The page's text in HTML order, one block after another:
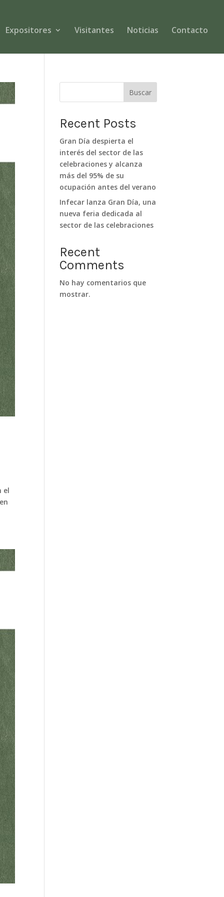
Expositores Visitantes Noticias Contacto
el
Buscar
Recent Posts
Gran Día despierta el
interés del sector de las
celebraciones y alcanza
más del 95% de su
ocupación antes del verano
Infecar lanza Gran Día, una
nueva feria dedicada al
sector de las celebraciones
Recent
Comments
No hay comentarios que
mostrar.